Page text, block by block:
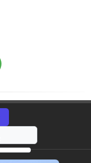
https://radio-g.fr?2022